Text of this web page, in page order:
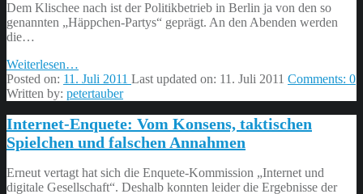
Dem Klischee nach ist der Politikbetrieb in Berlin ja von den so
genannten „Häppchen-Partys“ geprägt. An den Abenden werden
die…
Weiterlesen
Berliner
Abendplanung”
…
Posted on: 11. Juli 2011 Last updated on: 11. Juli 2011 Comments: 0
Written by: petertauber
Internet-Enquete: Vom Konsens, taktischen
Spielchen und falschen Annahmen
Erneut vertagt hat sich die Enquete-Kommission „Internet und
digitale Gesellschaft“. Deshalb konnten leider die Ergebnisse der